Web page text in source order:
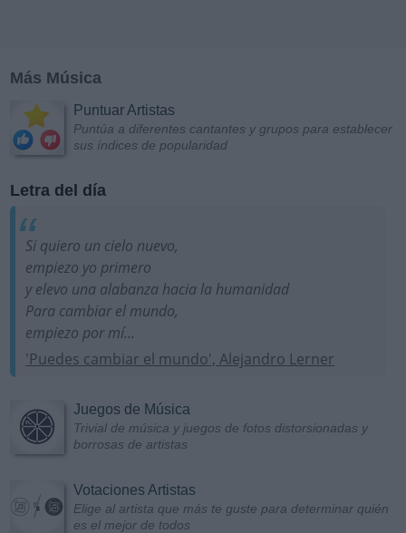
Más Música
Puntuar Artistas
Puntúa a diferentes cantantes y grupos para establecer
sus índices de popularidad
Letra del día
Si quiero un cielo nuevo,
empiezo yo primero
y elevo una alabanza hacia la humanidad
Para cambiar el mundo,
empiezo por mí...
'Puedes cambiar el mundo', Alejandro Lerner
Juegos de Música
Trivial de música y juegos de fotos distorsionadas y
borrosas de artistas
Votaciones Artistas
Elige al artista que más te guste para determinar quién
es el mejor de todos